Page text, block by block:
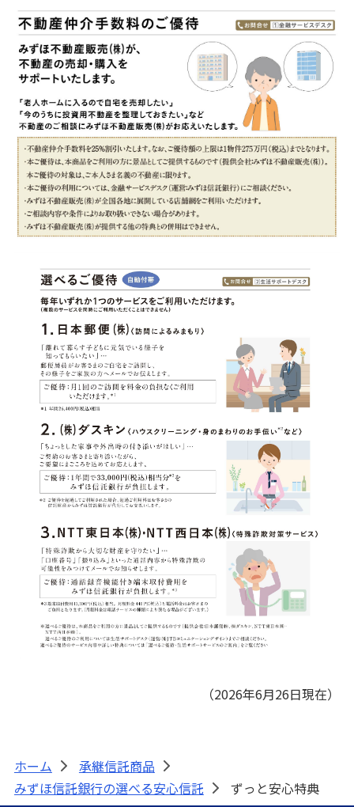
不動産
仲介・コンサルティング
ATM・店舗
みずほ信託銀行について
（2026年6月26日現在）
ホーム > 承継信託商品
>
みずほ信託銀行の選べる安心信託
> ずっと安心特典